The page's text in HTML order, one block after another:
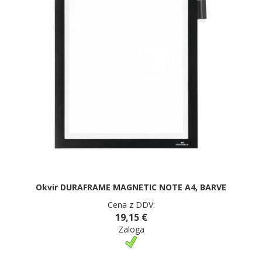
Okvir DURAFRAME MAGNETIC NOTE A4, BARVE
Cena z DDV:
19,15 €
Zaloga